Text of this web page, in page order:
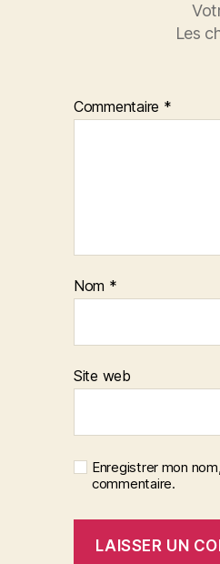
Les
Commentaire *
Nom *
Site web
Enregistrer mon
commentaire.